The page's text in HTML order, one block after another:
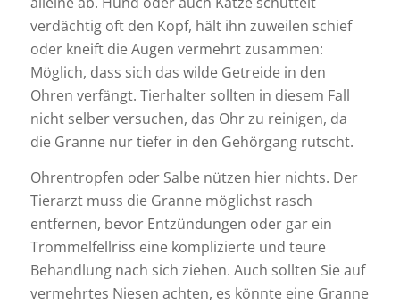
verdächtig oft den Kopf, hält ihn zuweilen schief
oder kneift die Augen vermehrt zusammen:
Möglich, dass sich das wilde Getreide in den
Ohren verfängt. Tierhalter sollten in diesem Fall
nicht selber versuchen, das Ohr zu reinigen, da
die Granne nur tiefer in den Gehörgang rutscht.
Ohrentropfen oder Salbe nützen hier nichts. Der
Tierarzt muss die Granne möglichst rasch
entfernen, bevor Entzündungen oder gar ein
Trommelfellriss eine komplizierte und teure
Behandlung nach sich ziehen. Auch sollten Sie auf
vermehrtes Niesen achten, es könnte eine Granne